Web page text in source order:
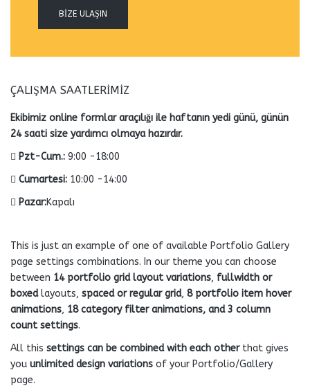
BIZE ULAŞIN
ÇALIŞMA SAATLERIMIZ
Ekibimiz online formlar araçılığı ile haftanın yedi günü, günün
24 saati size yardımcı olmaya hazırdır.
Pzt-Cum.: 9:00 -18:00
Cumartesi: 10:00 -14:00
Pazar:Kapalı
This is just an example of one of available Portfolio Gallery
page settings combinations. In our theme you can choose
between 14 portfolio grid layout variations, fullwidth or
boxedlayouts, spaced or regular grid, 8 portfolio item hover
animations, 18 category filter animations, and 3 column
count settings.
All this settings can be combined with each otherthat gives
you unlimited design variations of your Portfolio/Gallery
page.